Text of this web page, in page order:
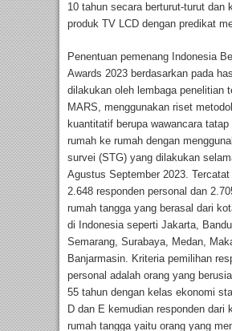
10 tahun secara berturut-turut dan
produk TV LCD dengan predikat
Penentuan pemenang Indonesia
Awards 2023 berdasarkan pada
dilakukan oleh lembaga penelitian
MARS, menggunakan riset
kuantitatif berupa wawancara tatap
rumah ke rumah dengan
survei (STG) yang dilakukan
Agustus September 2023.
2.648 responden personal dan
rumah tangga yang berasal dari
di Indonesia seperti Jakarta,
Semarang, Surabaya, Medan,
Banjarmasin. Kriteria pemilihan
personal adalah orang yang
55 tahun dengan kelas ekonomi
D dan E kemudian responden dari
rumah tangga yaitu orang yang